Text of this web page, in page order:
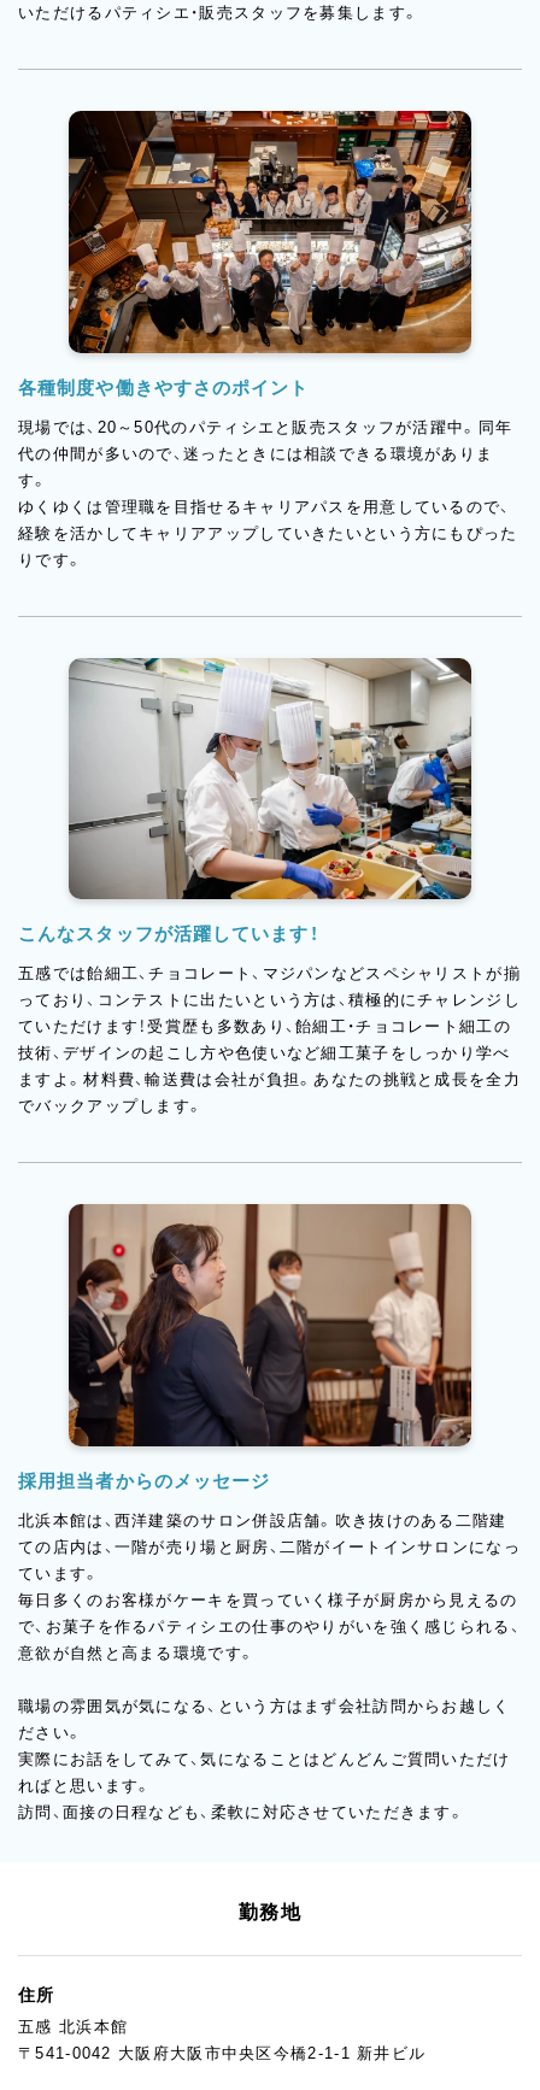
いただけるパティシエ・販売スタッフを募集します。
各種制度や働きやすさのポイント
現場では、20～50代のパティシエと販売スタッフが活躍中。同年
代の仲間が多いので、迷ったときには相談できる環境がありま
す。
ゆくゆくは管理職を目指せるキャリアパスを用意しているので、
経験を活かしてキャリアアップしていきたいという方にもぴった
りです。
こんなスタッフが活躍しています！
五感では飴細工、チョコレート、マジパンなどスペシャリストが揃
っており、コンテストに出たいという方は、積極的にチャレンジし
ていただけます！受賞歴も多数あり、飴細工・チョコレート細工の
技術、デザインの起こし方や色使いなど細工菓子をしっかり学べ
ますよ。材料費、輸送費は会社が負担。あなたの挑戦と成長を全力
でバックアップします。
採用担当者からのメッセージ
北浜本館は、西洋建築のサロン併設店舗。吹き抜けのある二階建
ての店内は、一階が売り場と厨房、二階がイートインサロンになっ
ています。
毎日多くのお客様がケーキを買っていく様子が厨房から見えるの
で、お菓子を作るパティシエの仕事のやりがいを強く感じられる、
意欲が自然と高まる環境です。
職場の雰囲気が気になる、という方はまず会社訪問からお越しく
ださい。
実際にお話をしてみて、気になることはどんどんご質問いただけ
ればと思います。
訪問、面接の日程なども、柔軟に対応させていただきます。
勤務地
住所
五感 北浜本館
〒541-0042 大阪府大阪市中央区今橋2-1-1 新井ビル